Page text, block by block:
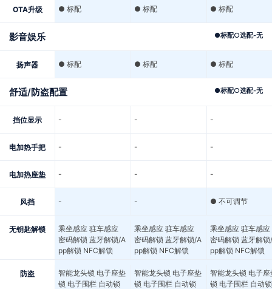
OTA升级 ● 标配 ● 标配 ● 标配
影音娱乐 ●标配○选配-无
扬声器 ● 标配 ● 标配 ● 标配
舒适/防盗配置 ●标配○选配-无
挡位显示 - - -
电加热手把 - - -
电加热座垫 - - -
风挡 - - ● 不可调节
无钥匙解锁
乘坐感应 驻车感应
密码解锁 蓝牙解锁/A
pp解锁 NFC解锁
乘坐感应 驻车感应
密码解锁 蓝牙解锁/A
pp解锁 NFC解锁
乘坐感应 驻车感应
密码解锁 蓝牙解锁
pp解锁 NFC解锁
防盗
智能龙头锁 电子座垫
锁 电子围栏 自动锁
智能龙头锁 电子座垫
锁 电子围栏 自动锁
智能龙头锁 电子座
锁 电子围栏 自动锁